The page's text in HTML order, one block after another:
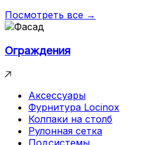
Посмотреть все →
Ограждения
Аксессуары
Фурнитура Locinox
Колпаки на столб
Рулонная сетка